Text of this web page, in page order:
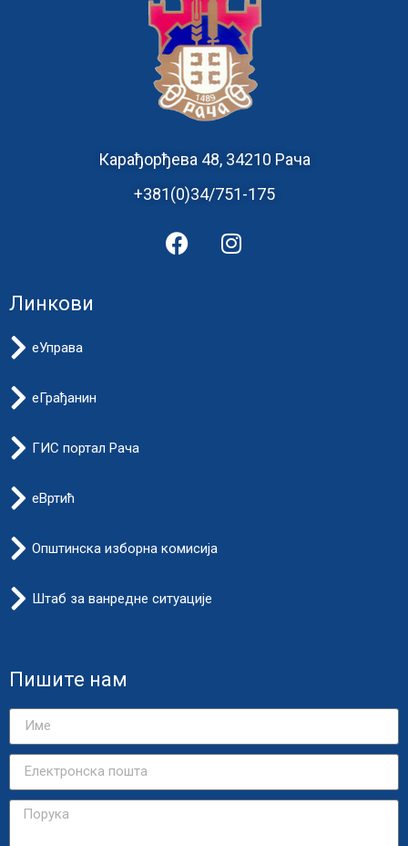
Карађорђева 48, 34210 Рача
+381(0)34/751-175
Линкови
еУправа
еГрађанин
ГИС портал Рача
еВртић
Општинска изборна комисија
Штаб за ванредне ситуације
Пишите нам